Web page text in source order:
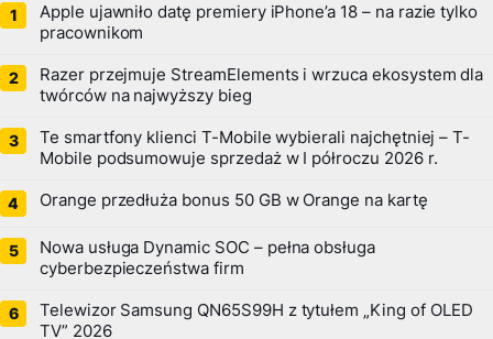
Apple ujawniło datę premiery iPhone’a 18 – na razie tylko
pracownikom
Razer przejmuje StreamElements i wrzuca ekosystem dla
twórców na najwyższy bieg
Te smartfony klienci T-Mobile wybierali najchętniej – T-
Mobile podsumowuje sprzedaż w I półroczu 2026 r.
Orange przedłuża bonus 50 GB w Orange na kartę
Nowa usługa Dynamic SOC – pełna obsługa
cyberbezpieczeństwa firm
Telewizor Samsung QN65S99H z tytułem „King of OLED
TV” 2026